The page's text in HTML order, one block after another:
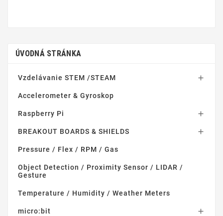
ÚVODNÁ STRÁNKA
Vzdelávanie STEM /STEAM 
Accelerometer & Gyroskop
Raspberry Pi 
BREAKOUT BOARDS & SHIELDS 
Pressure / Flex / RPM / Gas
Object Detection / Proximity Sensor / LIDAR /
Gesture
Temperature / Humidity / Weather Meters
micro:bit 